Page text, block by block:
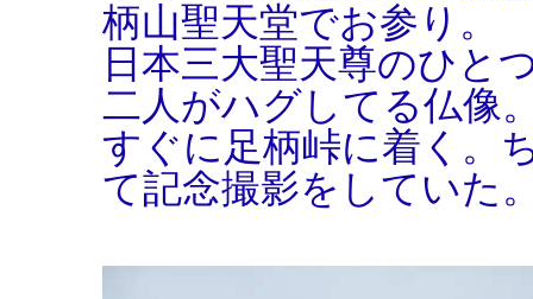
柄山聖天堂でお参り。
日本三大聖天尊のひと
二人がハグしてる仏像
すぐに足柄峠に着く。
て記念撮影をしていた